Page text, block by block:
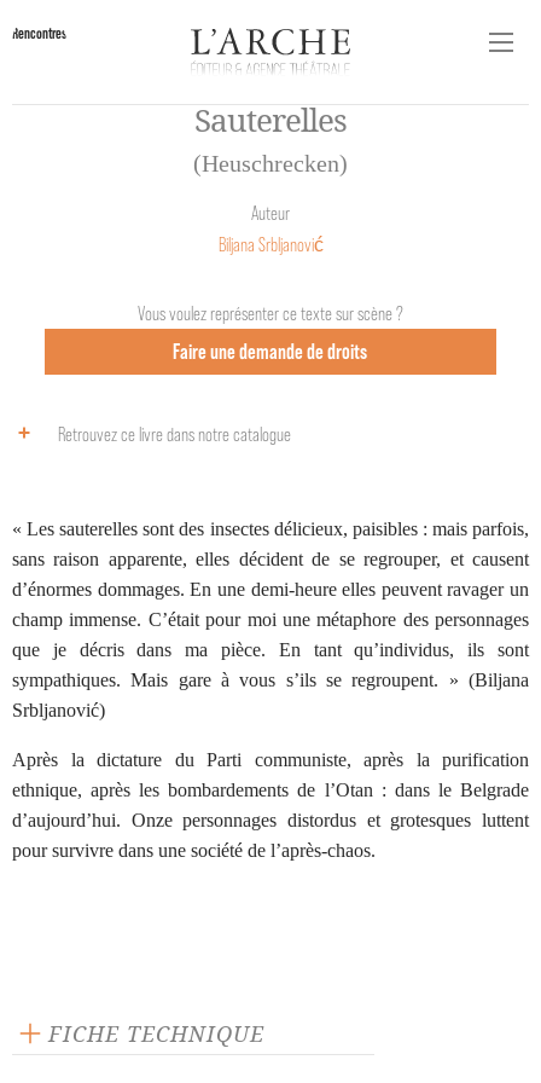
Rencontres
Sauterelles
(Heuschrecken)
Auteur
Biljana Srbljanović
Vous voulez représenter ce texte sur scène ?
Faire une demande de droits
Retrouvez ce livre dans notre catalogue
« Les sauterelles sont des insectes délicieux, paisibles : mais parfois,
sans raison apparente, elles décident de se regrouper, et causent
d’énormes dommages. En une demi-heure elles peuvent ravager un
champ immense. C’était pour moi une métaphore des personnages
que je décris dans ma pièce. En tant qu’individus, ils sont
sympathiques. Mais gare à vous s’ils se regroupent. » (Biljana
Srbljanović)
Après la dictature du Parti communiste, après la purification
ethnique, après les bombardements de l’Otan : dans le Belgrade
d’aujourd’hui. Onze personnages distordus et grotesques luttent
pour survivre dans une société de l’après-chaos.
FICHE TECHNIQUE